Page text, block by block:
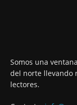
Somos una
del norte llevando
lectores.